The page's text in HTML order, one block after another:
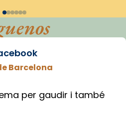
Barcelona
per gaudir i també